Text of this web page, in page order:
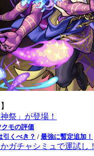
祭」が登場！
クモの評価
引くべき？ / 最強に暫定追加！
ガチャシミュで運試し！